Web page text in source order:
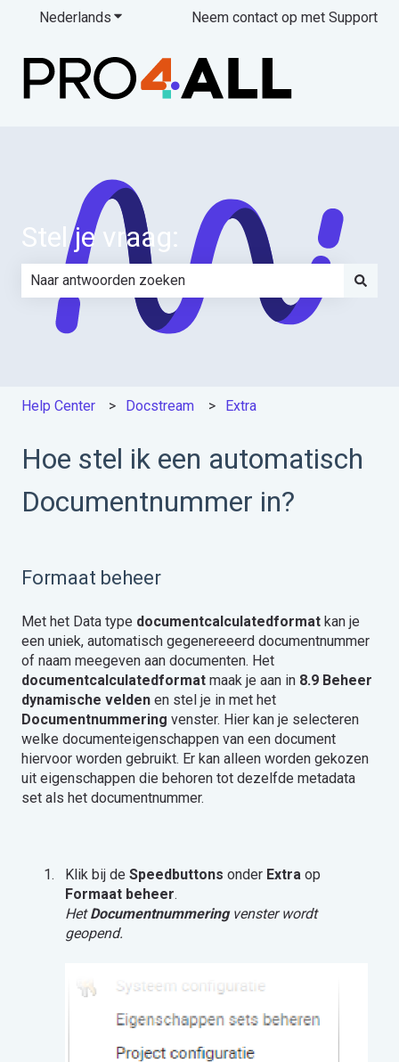
Nederlands Submenu tonen voor vertalingen
Neem contact op met Support
Stel je vraag:
Er zijn geen suggesties want het zoekveld is leeg.
Help Center Docstream Extra
Hoe stel ik een automatisch
Documentnummer in?
Formaat beheer
Met het Data type documentcalculatedformat kan je
een uniek, automatisch gegenereeerd documentnummer
of naam meegeven aan documenten. Het
documentcalculatedformat maak je aan in 8.9 Beheer
dynamische velden en stel je in met het
Documentnummering venster. Hier kan je selecteren
welke documenteigenschappen van een document
hiervoor worden gebruikt. Er kan alleen worden gekozen
uit eigenschappen die behoren tot dezelfde metadata
set als het documentnummer.
Klik bij de Speedbuttons onder Extra op
Formaat beheer.
HetDocumentnummering venster wordt
geopend.